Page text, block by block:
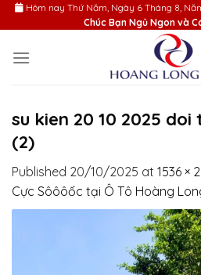
Skip
to
Hôm nay Thứ Năm, Ngày 6 Tháng 8,
Chúc Bạn Ngủ Ngon và
su kien 20 10 2025
(2)
Published 20/10/2025 at 1536 ×
Cực Sôôôốc tại Ô Tô Hoàng